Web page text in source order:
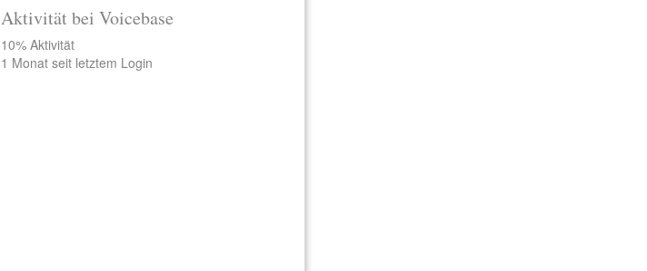
Aktivität bei Voicebase
10% Aktivität
1 Monat seit letztem Login